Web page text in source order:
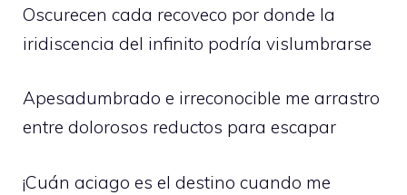
Oscurecen cada recoveco por donde la
iridiscencia del infinito podría vislumbrarse
Apesadumbrado e irreconocible me arrastro
entre dolorosos reductos para escapar
¡Cuán aciago es el destino cuando me